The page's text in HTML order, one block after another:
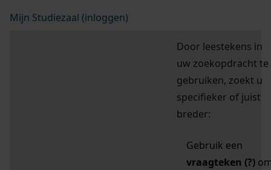
Mijn Studiezaal (inloggen)
Door leestekens in
uw zoekopdracht te
gebruiken, zoekt u
specifieker of juist
breder:
Gebruik een
vraagteken (?)